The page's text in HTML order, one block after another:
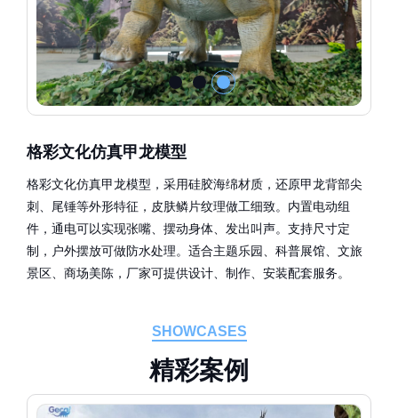
格彩文化仿真甲龙模型
格彩文化仿真甲龙模型，采用硅胶海绵材质，还原甲龙背部尖
刺、尾锤等外形特征，皮肤鳞片纹理做工细致。内置电动组
件，通电可以实现张嘴、摆动身体、发出叫声。支持尺寸定
制，户外摆放可做防水处理。适合主题乐园、科普展馆、文旅
景区、商场美陈，厂家可提供设计、制作、安装配套服务。
SHOWCASES
精彩案例